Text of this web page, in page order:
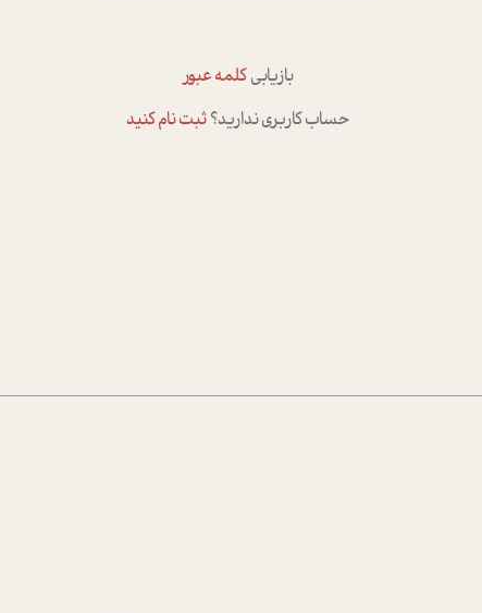
بازیابیکلمه عبور
حساب کاربری ندارید؟ثبت نام کنید